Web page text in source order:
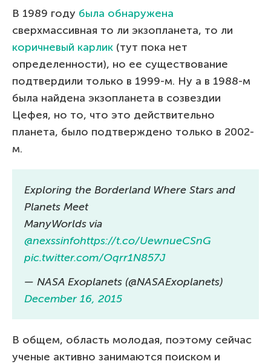
В 1989 году была обнаружена
сверхмассивная то ли экзопланета, то ли
коричневый карлик (тут пока нет
определенности), но ее существование
подтвердили только в 1999-м. Ну а в 1988-м
была найдена экзопланета в созвездии
Цефея, но то, что это действительно
планета, было подтверждено только в 2002-
м.
Exploring the Borderland Where Stars and
Planets Meet
ManyWorlds via
@nexssinfohttps://t.co/UewnueCSnG
pic.twitter.com/Oqrr1N857J
— NASA Exoplanets (@NASAExoplanets)
December 16, 2015
В общем, область молодая, поэтому сейчас
ученые активно занимаются поиском и